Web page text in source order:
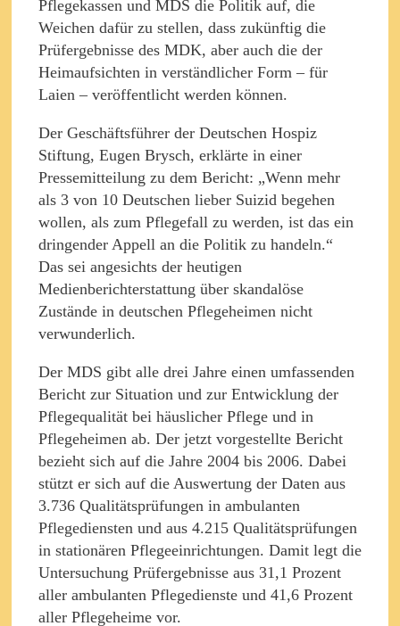
Pflegekassen und MDS die Politik auf, die
Weichen dafür zu stellen, dass zukünftig die
Prüfergebnisse des MDK, aber auch die der
Heimaufsichten in verständlicher Form – für
Laien – veröffentlicht werden können.
Der Geschäftsführer der Deutschen Hospiz
Stiftung, Eugen Brysch, erklärte in einer
Pressemitteilung zu dem Bericht: „Wenn mehr
als 3 von 10 Deutschen lieber Suizid begehen
wollen, als zum Pflegefall zu werden, ist das ein
dringender Appell an die Politik zu handeln.“
Das sei angesichts der heutigen
Medienberichterstattung über skandalöse
Zustände in deutschen Pflegeheimen nicht
verwunderlich.
Der MDS gibt alle drei Jahre einen umfassenden
Bericht zur Situation und zur Entwicklung der
Pflegequalität bei häuslicher Pflege und in
Pflegeheimen ab. Der jetzt vorgestellte Bericht
bezieht sich auf die Jahre 2004 bis 2006. Dabei
stützt er sich auf die Auswertung der Daten aus
3.736 Qualitätsprüfungen in ambulanten
Pflegediensten und aus 4.215 Qualitätsprüfungen
in stationären Pflegeeinrichtungen. Damit legt die
Untersuchung Prüfergebnisse aus 31,1 Prozent
aller ambulanten Pflegedienste und 41,6 Prozent
aller Pflegeheime vor.